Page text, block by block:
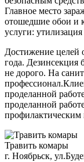
Главное место
отошедшие обои и
услуги:
Достижение целей
года. Дезинсекция
не дорого. На
проделанной
проделанной
Травить комары
г. Ноябрьск,